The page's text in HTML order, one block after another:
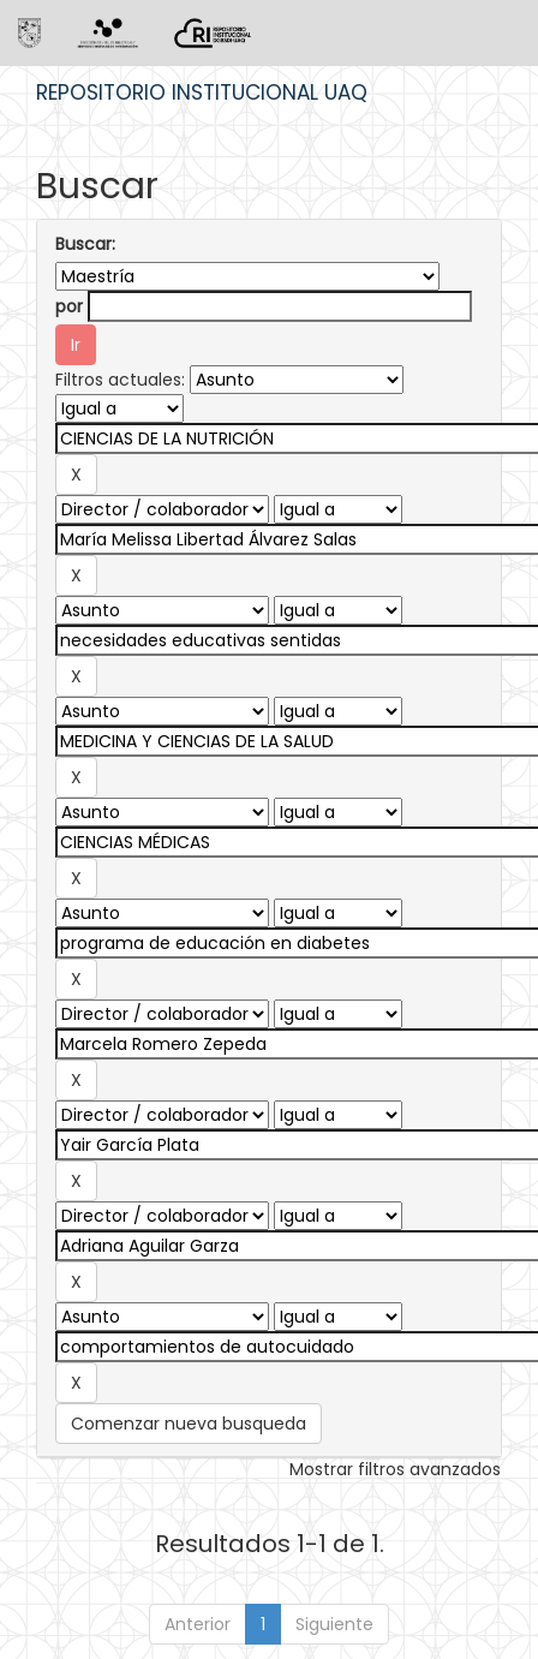
REPOSITORIO INSTITUCIONAL UAQ
Buscar
Buscar:
por
Filtros actuales:
Comenzar nueva busqueda
Mostrar filtros avanzados
Resultados 1-1 de 1.
Anterior 1 Siguiente